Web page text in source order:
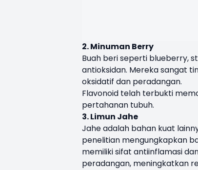
2. Minuman Berry
Buah beri seperti blueberry,
antioksidan. Mereka sangat
oksidatif dan peradangan.
Flavonoid telah terbukti
pertahanan tubuh.
3. Limun Jahe
Jahe adalah bahan kuat
penelitian mengungkapkan
memiliki sifat antiinflamasi
peradangan, meningkatkan